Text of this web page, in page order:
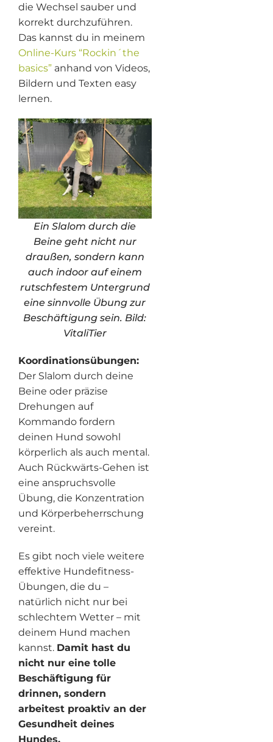
die Wechsel sauber und
korrekt durchzuführen.
Das kannst du in meinem
Online-Kurs “Rockin´the
basics” anhand von Videos,
Bildern und Texten easy
lernen.
Ein Slalom durch die
Beine geht nicht nur
draußen, sondern kann
auch indoor auf einem
rutschfestem Untergrund
eine sinnvolle Übung zur
Beschäftigung sein. Bild:
VitaliTier
Koordinationsübungen:
Der Slalom durch deine
Beine oder präzise
Drehungen auf
Kommando fordern
deinen Hund sowohl
körperlich als auch mental.
Auch Rückwärts-Gehen ist
eine anspruchsvolle
Übung, die Konzentration
und Körperbeherrschung
vereint.
Es gibt noch viele weitere
effektive Hundefitness-
Übungen, die du –
natürlich nicht nur bei
schlechtem Wetter – mit
deinem Hund machen
kannst. Damit hast du
nicht nur eine tolle
Beschäftigung für
drinnen, sondern
arbeitest proaktiv an der
Gesundheit deines
Hundes.